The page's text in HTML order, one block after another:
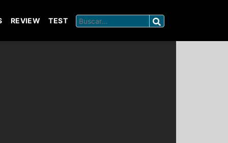
REVIEW TEST